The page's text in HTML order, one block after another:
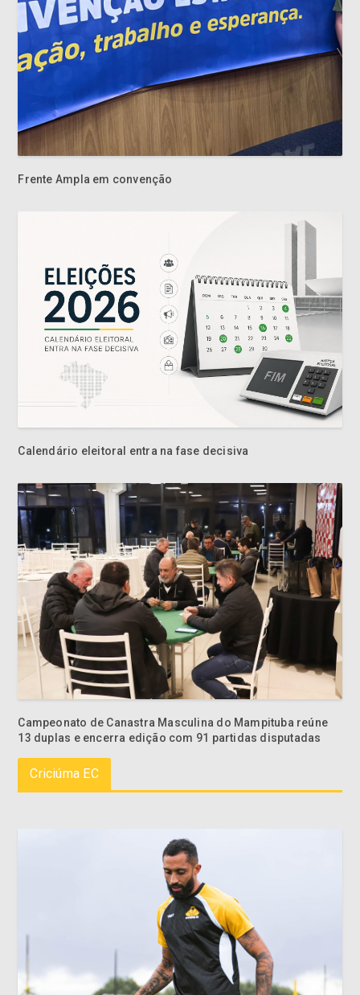
Frente Ampla em convenção
Calendário eleitoral entra na fase decisiva
Campeonato de Canastra Masculina do Mampituba reúne
13 duplas e encerra edição com 91 partidas disputadas
Criciúma EC